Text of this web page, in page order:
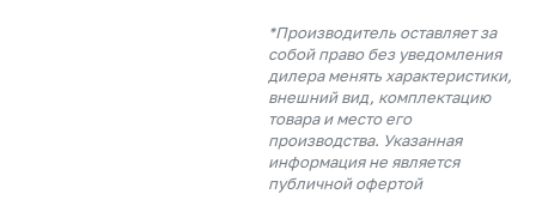
*Производитель оставляет за
собой право без уведомления
дилера менять характеристики,
внешний вид, комплектацию
товара и место его
производства. Указанная
информация не является
публичной офертой